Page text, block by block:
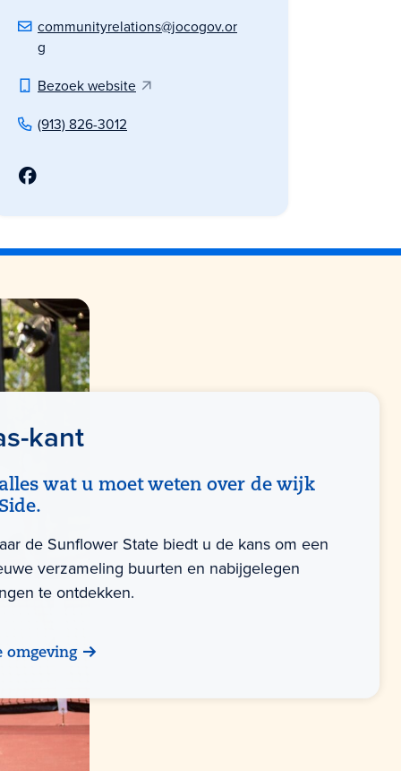
communityrelations@jocogov.or
g
Bezoek website
(913) 826-3012
kant
wat u moet weten over de wijk
de Sunflower State biedt u de kans om een
verzameling buurten en nabijgelegen
te ontdekken.
omgeving